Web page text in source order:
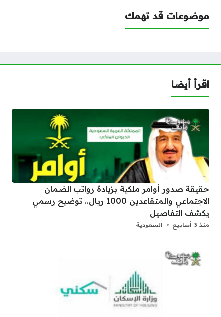
موضوعات قد تهمك
اقرأ أيضا
حقيقة صدور أوامر ملكية بزيادة رواتب الضمان
الاجتماعي والمتقاعدين 1000 ريال.. توضيح رسمي
يكشف التفاصيل
منذ 3 أسابيع السعودية